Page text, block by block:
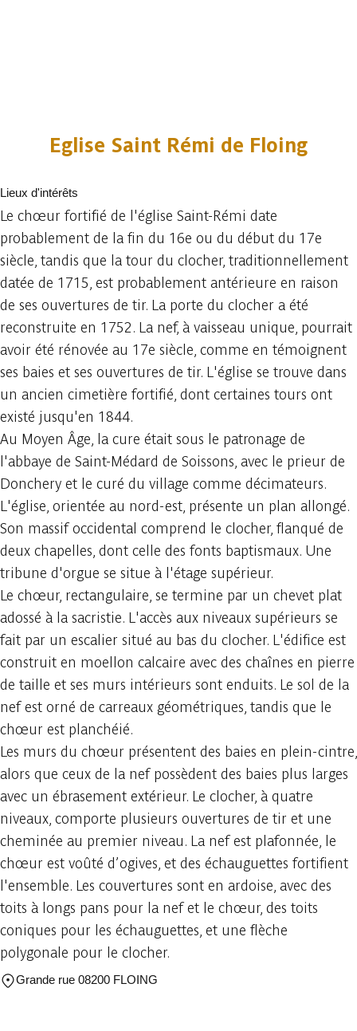
Eglise Saint Rémi de Floing
Lieux d'intérêts
Le chœur fortifié de l'église Saint-Rémi date
probablement de la fin du 16e ou du début du 17e
siècle, tandis que la tour du clocher, traditionnellement
datée de 1715, est probablement antérieure en raison
de ses ouvertures de tir. La porte du clocher a été
reconstruite en 1752. La nef, à vaisseau unique, pourrait
avoir été rénovée au 17e siècle, comme en témoignent
ses baies et ses ouvertures de tir. L'église se trouve dans
un ancien cimetière fortifié, dont certaines tours ont
existé jusqu'en 1844.
Au Moyen Âge, la cure était sous le patronage de
l'abbaye de Saint-Médard de Soissons, avec le prieur de
Donchery et le curé du village comme décimateurs.
L'église, orientée au nord-est, présente un plan allongé.
Son massif occidental comprend le clocher, flanqué de
deux chapelles, dont celle des fonts baptismaux. Une
tribune d'orgue se situe à l'étage supérieur.
Le chœur, rectangulaire, se termine par un chevet plat
adossé à la sacristie. L'accès aux niveaux supérieurs se
fait par un escalier situé au bas du clocher. L'édifice est
construit en moellon calcaire avec des chaînes en pierre
de taille et ses murs intérieurs sont enduits. Le sol de la
nef est orné de carreaux géométriques, tandis que le
chœur est planchéié.
Les murs du chœur présentent des baies en plein-cintre,
alors que ceux de la nef possèdent des baies plus larges
avec un ébrasement extérieur. Le clocher, à quatre
niveaux, comporte plusieurs ouvertures de tir et une
cheminée au premier niveau. La nef est plafonnée, le
chœur est voûté d’ogives, et des échauguettes fortifient
l'ensemble. Les couvertures sont en ardoise, avec des
toits à longs pans pour la nef et le chœur, des toits
coniques pour les échauguettes, et une flèche
polygonale pour le clocher.
Grande rue 08200 FLOING